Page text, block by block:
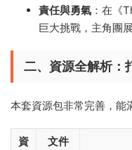
責任與勇氣 ：在《
巨大挑戰，主角團
二、資源全解析：
本套資源包非常完善，能
資
文件